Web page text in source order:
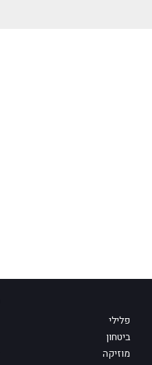
פלילי
ביטחון
מוזיקה